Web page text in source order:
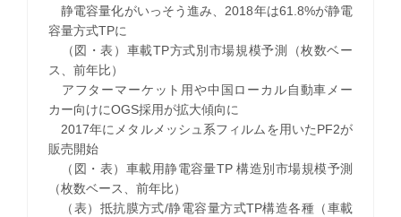
静電容量化がいっそう進み、2018年は61.8%が静電
容量方式TPに
（図・表）車載TP方式別市場規模予測（枚数ベー
ス、前年比）
アフターマーケット用や中国ローカル自動車メー
カー向けにOGS採用が拡大傾向に
2017年にメタルメッシュ系フィルムを用いたPF2が
販売開始
（図・表）車載用静電容量TP 構造別市場規模予測
（枚数ベース、前年比）
（表）抵抗膜方式/静電容量方式TP構造各種（車載